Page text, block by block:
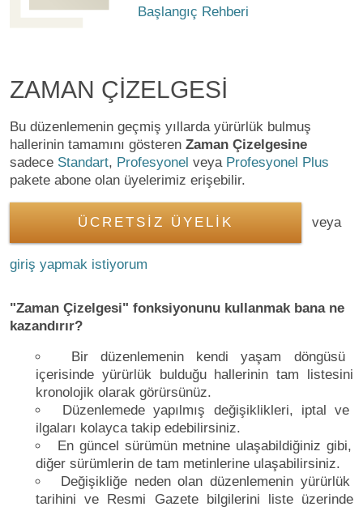
Başlangıç Rehberi
ZAMAN ÇİZELGESİ
Bu düzenlemenin geçmiş yıllarda yürürlük bulmuş
hallerinin tamamını gösteren Zaman Çizelgesine
sadece Standart, Profesyonel veya Profesyonel Plus
pakete abone olan üyelerimiz erişebilir.
ÜCRETSİZ ÜYELİK veya
giriş yapmak istiyorum
"Zaman Çizelgesi" fonksiyonunu kullanmak bana ne
kazandırır?
Bir düzenlemenin kendi yaşam döngüsü
içerisinde yürürlük bulduğu hallerinin tam listesini
kronolojik olarak görürsünüz.
Düzenlemede yapılmış değişiklikleri, iptal ve
ilgaları kolayca takip edebilirsiniz.
En güncel sürümün metnine ulaşabildiğiniz gibi,
diğer sürümlerin de tam metinlerine ulaşabilirsiniz.
Değişikliğe neden olan düzenlemenin yürürlük
tarihini ve Resmi Gazete bilgilerini liste üzerinde